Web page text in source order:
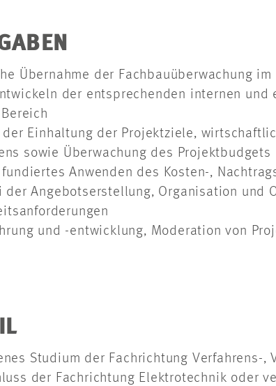
Übernahme der Fachbauüberwachung
der entsprechenden internen
Einhaltung der Projektziele,
sowie Überwachung des Projektbudgets
Anwenden des Kosten-,
der Angebotserstellung, Organisation und
und -entwicklung, Moderation von
Studium der Fachrichtung Verfahrens-
der Fachrichtung Elektrotechnik oder